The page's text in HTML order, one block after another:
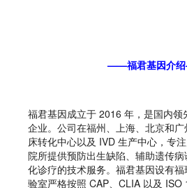
——福君基因介
福君基因成立于 2016 年，是国内领
企业。公司在福州、上海、北京和
床转化中心以及 IVD 生产中心，专
院所提供预防出生缺陷、辅助遗传
化诊疗的技术服务。福君基因设有
验室严格按照 CAP、CLIA 以及